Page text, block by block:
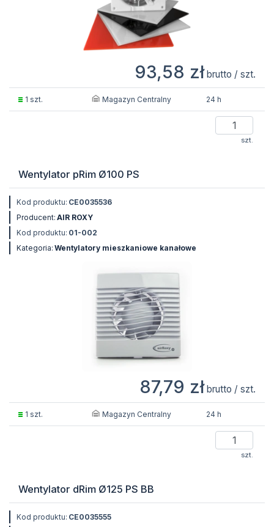
93,58 zł brutto / szt.
1 szt. Magazyn Centralny 24 h
szt.
Wentylator pRim Ø100 PS
Kod produktu: CE0035536
Producent: AIR ROXY
Kod produktu: 01-002
Kategoria: Wentylatory mieszkaniowe kanałowe
87,79 zł brutto / szt.
1 szt. Magazyn Centralny 24 h
szt.
Wentylator dRim Ø125 PS BB
Kod produktu: CE0035555